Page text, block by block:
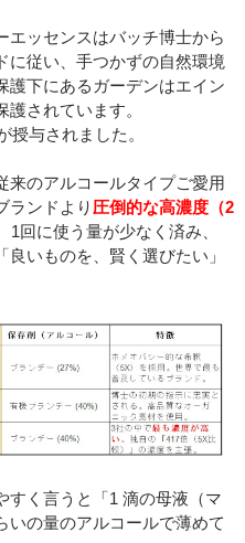
エッセンスはバッチ博士から
に従い、手つかずの自然環境
護下にあるガーデンはエイン
されています。
授与されました。
来のアルコールタイプご愛用
ランドより 圧倒的な高濃度（2
1回に使う量が少なく済み、
いものを、賢く選びたい」
すく言うと「1 滴の母液（マ
いの量のアルコールで薄めて